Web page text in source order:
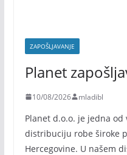
ZAPOŠLJAVANJE
Planet
10/08/2026 mladibl
Planet d.o.o. je jedna
distribuciju robe široke
Hercegovine. U našem